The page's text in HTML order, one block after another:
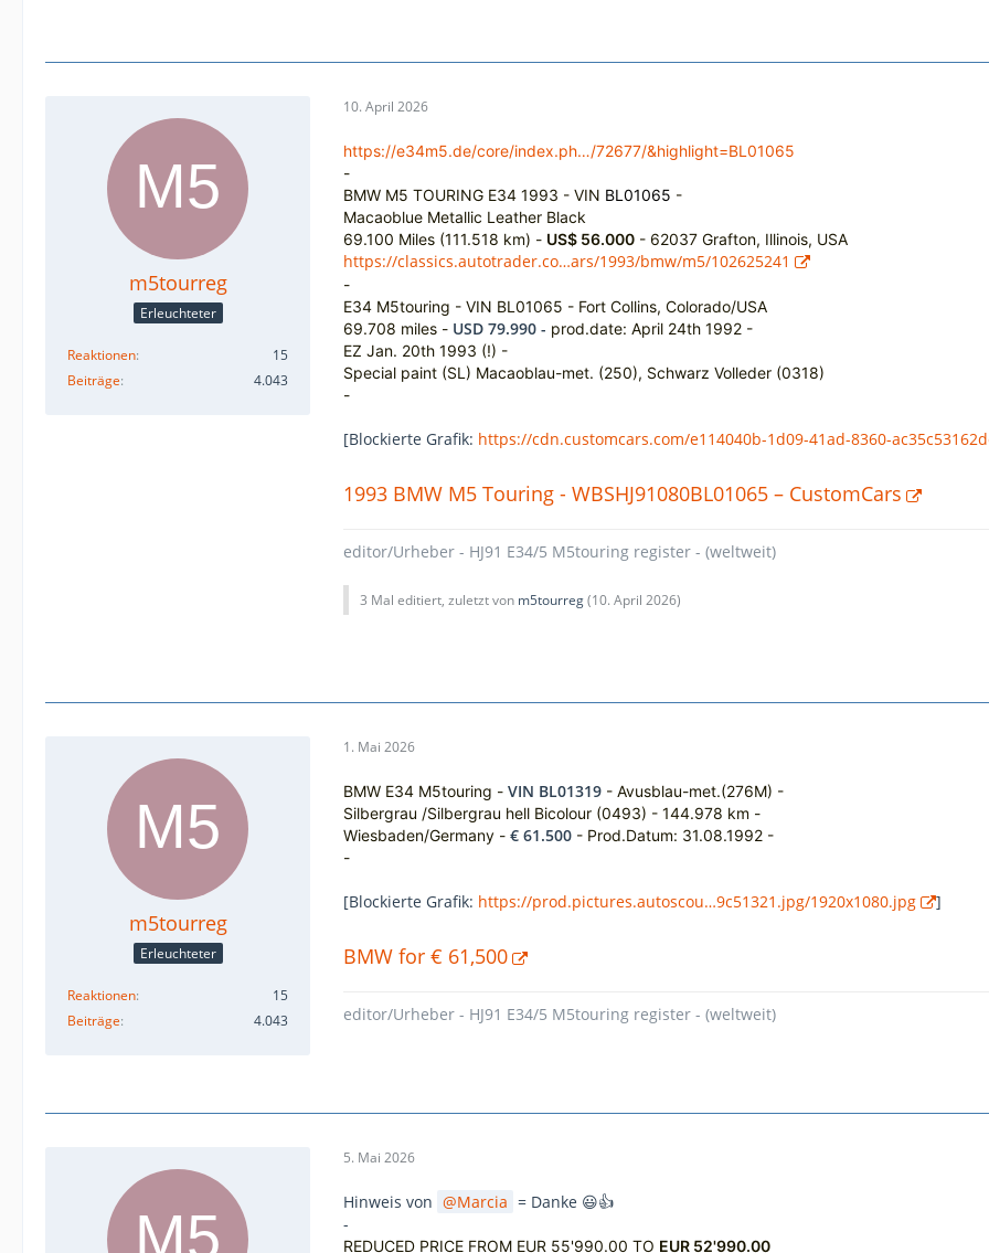
m5tourreg
Erleuchteter
Reaktionen
15
Beiträge
4.043
10. April 2026
https://e34m5.de/core/index.ph…/72677/&highlight=BL01065
-
BMW M5 TOURING E34 1993 - VIN BL01065 -
Macaoblue Metallic Leather Black
69.100 Miles (111.518 km) - US$ 56.000 - 62037 Grafton, Illinois, USA
https://classics.autotrader.co…ars/1993/bmw/m5/102625241
-
E34 M5touring - VIN BL01065 - Fort Collins, Colorado/USA
69.708 miles - USD 79.990 - prod.date: April 24th 1992 -
EZ Jan. 20th 1993 (!) -
Special paint (SL) Macaoblau-met. (250), Schwarz Volleder (0318)
-
[Blockierte Grafik: https://cdn.customcars.com/e114040b-1d09-41ad-8360-
1993 BMW M5 Touring - WBSHJ91080BL01065 – CustomCars
editor/Urheber - HJ91 E34/5 M5touring register - (weltweit)
3 Mal editiert, zuletzt von m5tourreg(10. April 2026)
m5tourreg
Erleuchteter
Reaktionen
15
Beiträge
4.043
1. Mai 2026
BMW E34 M5touring - VIN BL01319 - Avusblau-met.(276M) -
Silbergrau /Silbergrau hell Bicolour (0493) - 144.978 km -
Wiesbaden/Germany - € 61.500 - Prod.Datum: 31.08.1992 -
-
[Blockierte Grafik: https://prod.pictures.autoscou…9c51321.jpg/1920x1080.jpg ]
BMW for € 61,500
editor/Urheber - HJ91 E34/5 M5touring register - (weltweit)
5. Mai 2026
Hinweis von Marcia = Danke 😃👍
-
REDUCED PRICE FROM EUR 55'990.00 TO EUR 52'990.00